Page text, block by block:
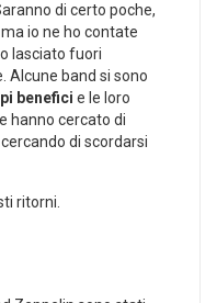
di certo poche,
io ne ho contate
lasciato fuori
Alcune band si sono
benefici e le loro
hanno cercato di
di scordarsi
ritorni.